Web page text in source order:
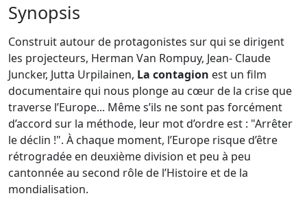
Synopsis
Construit autour de protagonistes sur qui se dirigent
les projecteurs, Herman Van Rompuy, Jean- Claude
Juncker, Jutta Urpilainen, La contagion est un film
documentaire qui nous plonge au cœur de la crise que
traverse l’Europe... Même s’ils ne sont pas forcément
d’accord sur la méthode, leur mot d’ordre est : "Arrêter
le déclin !". À chaque moment, l’Europe risque d’être
rétrogradée en deuxième division et peu à peu
cantonnée au second rôle de l’Histoire et de la
mondialisation.